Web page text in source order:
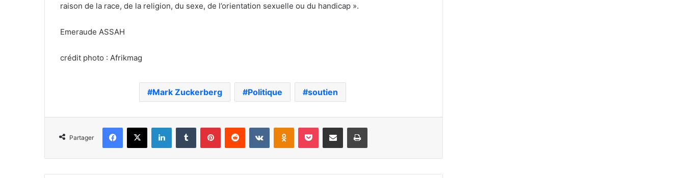
raison de la race, de la religion, du sexe, de l’orientation sexuelle ou du handicap ».
Emeraude ASSAH
crédit photo : Afrikmag
Mark Zuckerberg Politique soutien
Partager
Facebook
X LinkedinTumblr PinterestReddit VKontakteOdnoklassniki
Pocket Partager par email Imprimer